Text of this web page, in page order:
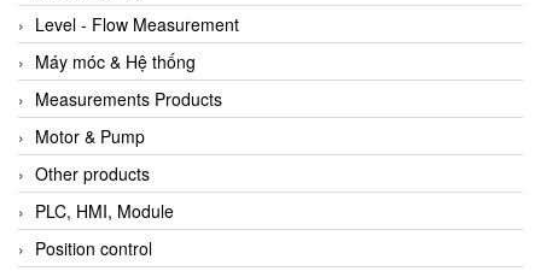
Level - Flow Measurement
Máy móc & Hệ thống
Measurements Products
Motor & Pump
Other products
PLC, HMI, Module
Position control